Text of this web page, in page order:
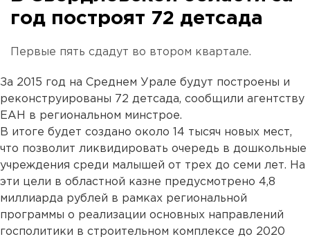
год построят 72 детсада
Первые пять сдадут во втором квартале.
За 2015 год на Среднем Урале будут построены и
реконструированы 72 детсада, сообщили агентству
ЕАН в региональном минстрое.
В итоге будет создано около 14 тысяч новых мест,
что позволит ликвидировать очередь в дошкольные
учреждения среди малышей от трех до семи лет. На
эти цели в областной казне предусмотрено 4,8
миллиарда рублей в рамках региональной
программы о реализации основных направлений
госполитики в строительном комплексе до 2020